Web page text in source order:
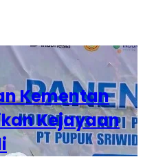
Kementan
Kejayaan